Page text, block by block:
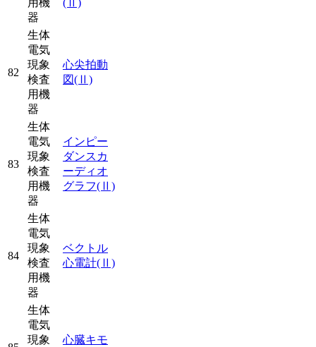
用機
器
(Ⅱ)
82
生体
電気
現象
検査
用機
器
心尖拍動
図(Ⅱ)
83
生体
電気
現象
検査
用機
器
インピー
ダンスカ
ーディオ
グラフ(Ⅱ)
84
生体
電気
現象
検査
用機
器
ベクトル
心電計(Ⅱ)
生体
電気
現象
心臓キモ